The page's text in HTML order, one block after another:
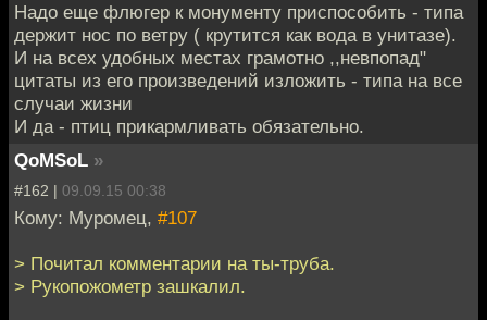
Надо еще флюгер к монументу приспособить - типа
держит нос по ветру ( крутится как вода в унитазе).
И на всех удобных местах грамотно ,,невпопад"
цитаты из его произведений изложить - типа на все
случаи жизни
И да - птиц прикармливать обязательно.
QoMSoL »
#162 | 09.09.15 00:38
Кому: Муромец, #107
> Почитал комментарии на ты-труба.
> Рукопожометр зашкалил.